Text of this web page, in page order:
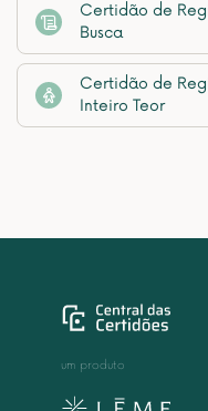
Certidão de
Busca
Certidão de
Inteiro Teor
um produto